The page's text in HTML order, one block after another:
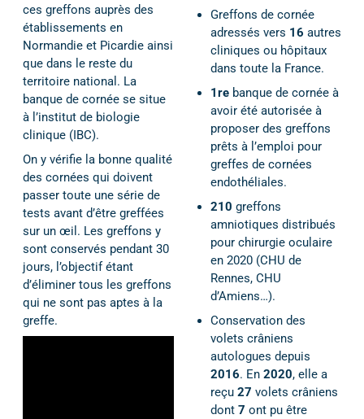
ces greffons auprès des
établissements en
Normandie et Picardie ainsi
que dans le reste du
territoire national. La
banque de cornée se situe
à l’institut de biologie
clinique (IBC).
On y vérifie la bonne qualité
des cornées qui doivent
passer toute une série de
tests avant d’être greffées
sur un œil. Les greffons y
sont conservés pendant 30
jours, l’objectif étant
d’éliminer tous les greffons
qui ne sont pas aptes à la
greffe.
Greffons de cornée
adressés vers 16 autres
cliniques ou hôpitaux
dans toute la France.
1re banque de cornée à
avoir été autorisée à
proposer des greffons
prêts à l’emploi pour
greffes de cornées
endothéliales.
210 greffons
amniotiques distribués
pour chirurgie oculaire
en 2020 (CHU de
Rennes, CHU
d’Amiens…).
Conservation des
volets crâniens
autologues depuis
2016. En 2020, elle a
reçu 27 volets crâniens
dont 7 ont pu être